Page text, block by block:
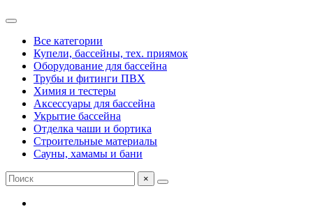
Все категории
Купели, бассейны, тех. приямок
Оборудование для бассейна
Трубы и фитинги ПВХ
Химия и тестеры
Аксессуары для бассейна
Укрытие бассейна
Отделка чаши и бортика
Строительные материалы
Сауны, хамамы и бани
×